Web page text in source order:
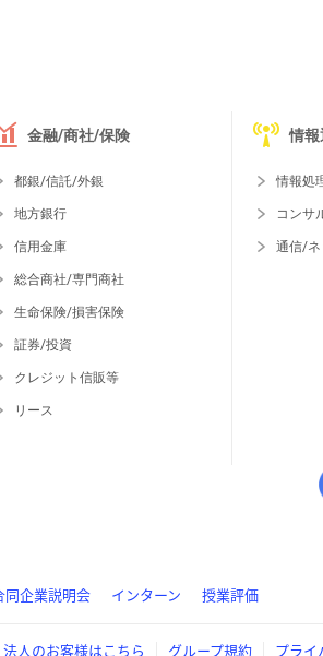
金融/商社/保険
都銀/信託/外銀
地方銀行
信用金庫
総合商社/専門商社
生命保険/損害保険
証券/投資
クレジット信販等
リース
情報
情報処
コンサ
通信/ネ
同企業説明会 インターン 授業評価
法人のお客様はこちら グループ規約 プライ